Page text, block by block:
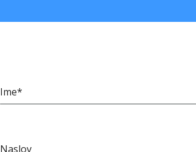
Ime*
Naslov